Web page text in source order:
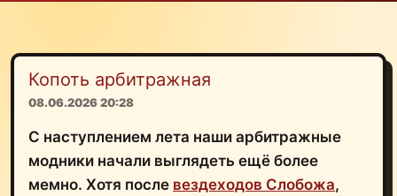
Копоть арбитражная
08.06.2026 20:28
С наступлением лета наши арбитражные
модники начали выглядеть ещё более
мемно. Хотя после вездеходов Слобожа,